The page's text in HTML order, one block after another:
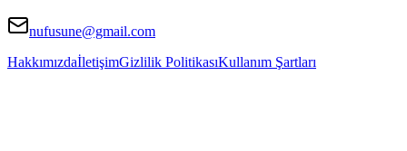
nufusune@gmail.com
HakkımızdaİletişimGizlilik PolitikasıKullanım Şartları